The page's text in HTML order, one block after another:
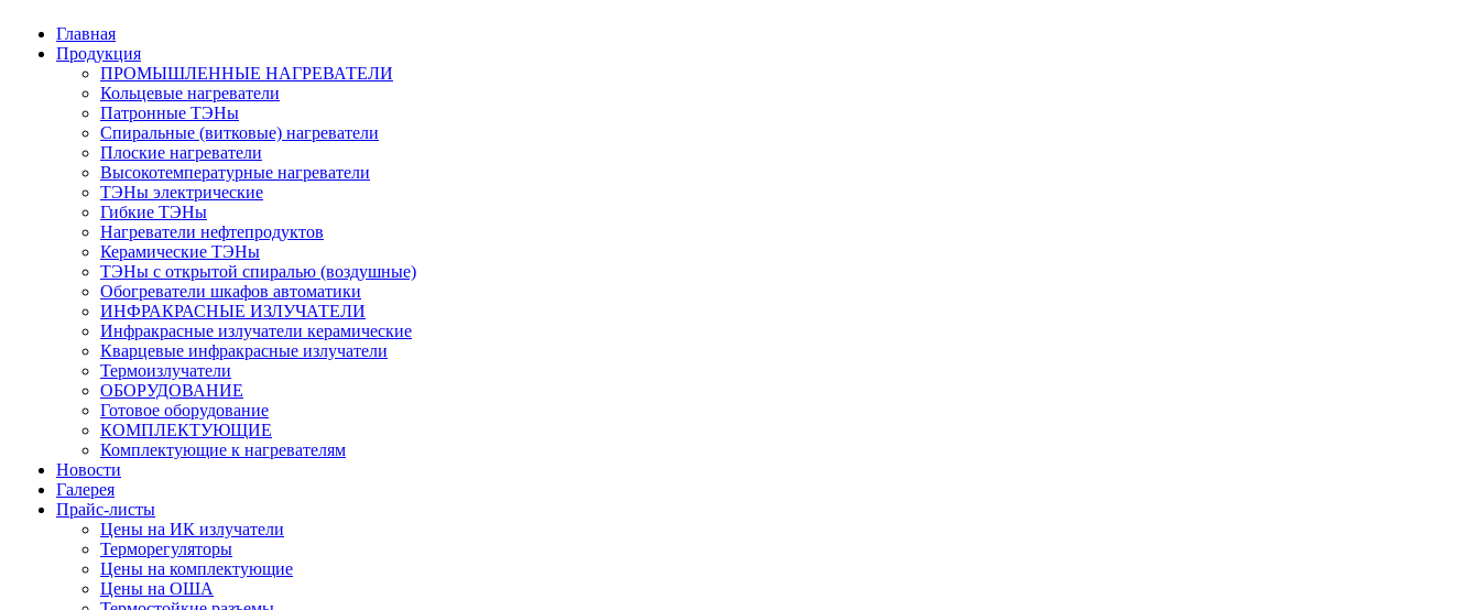
Главная
Продукция
ПРОМЫШЛЕННЫЕ НАГРЕВАТЕЛИ
Кольцевые нагреватели
Патронные ТЭНы
Спиральные (витковые) нагреватели
Плоские нагреватели
Высокотемпературные нагреватели
ТЭНы электрические
Гибкие ТЭНы
Нагреватели нефтепродуктов
Керамические ТЭНы
ТЭНы с открытой спиралью (воздушные)
Обогреватели шкафов автоматики
ИНФРАКРАСНЫЕ ИЗЛУЧАТЕЛИ
Инфракрасные излучатели керамические
Кварцевые инфракрасные излучатели
Термоизлучатели
ОБОРУДОВАНИЕ
Готовое оборудование
КОМПЛЕКТУЮЩИЕ
Комплектующие к нагревателям
Новости
Галерея
Прайс-листы
Цены на ИК излучатели
Терморегуляторы
Цены на комплектующие
Цены на ОША